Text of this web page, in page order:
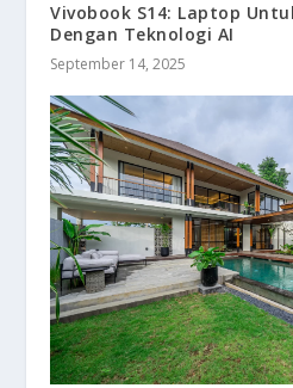
Vivobook S14: Laptop
Dengan Teknologi AI
September 14, 2025